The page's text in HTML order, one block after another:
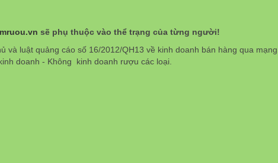
sẽ phụ thuộc vào thể trạng của từng người!
và luật quảng cáo số 16/2012/QH13 về kinh doanh bán hàng qua mạng.
doanh - Không kinh doanh rượu các loại.